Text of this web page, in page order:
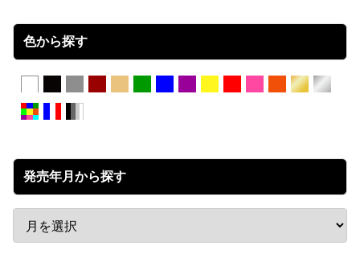
色から探す
発売年月から探す